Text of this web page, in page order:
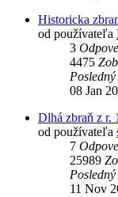
Historicka
od používateľa
3
4475
08 Jan
Dlhá zbraň z r.
od používateľa
7
25989
11 Nov